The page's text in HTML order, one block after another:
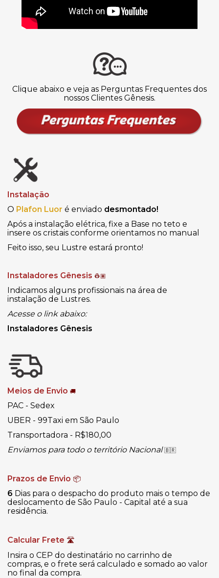
Clique abaixo e veja as Perguntas Frequentes dos
nossos Clientes Gênesis.
Instalação
O Plafon Luor é enviado desmontado!
Após a instalação elétrica, fixe a Base no teto e
insere os cristais conforme orientamos no manual
Feito isso, seu Lustre estará pronto!
Instaladores Gênesis 👷🏽
Indicamos alguns profissionais na área de
instalação de Lustres.
Acesse o link abaixo:
Instaladores Gênesis
Meios de Envio 🚚
PAC - Sedex
UBER - 99Taxi em São Paulo
Transportadora - R$180,00
Enviamos para todo o território Nacional🇧🇷
Prazos de Envio 📦
6 Dias para o despacho do produto mais o tempo de
deslocamento de São Paulo - Capital até a sua
residência.
Calcular Frete 🛣
Insira o CEP do destinatário no carrinho de
compras, e o frete será calculado e somado ao valor
no final da compra.